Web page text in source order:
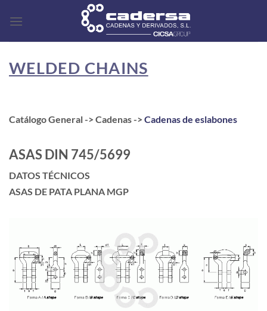
content
WELDED CHAINS
Catálogo General -> Cadenas ->Cadenas de eslabones
ASAS DIN 745/5699
DATOS TÉCNICOS
ASAS DE PATA PLANA MGP